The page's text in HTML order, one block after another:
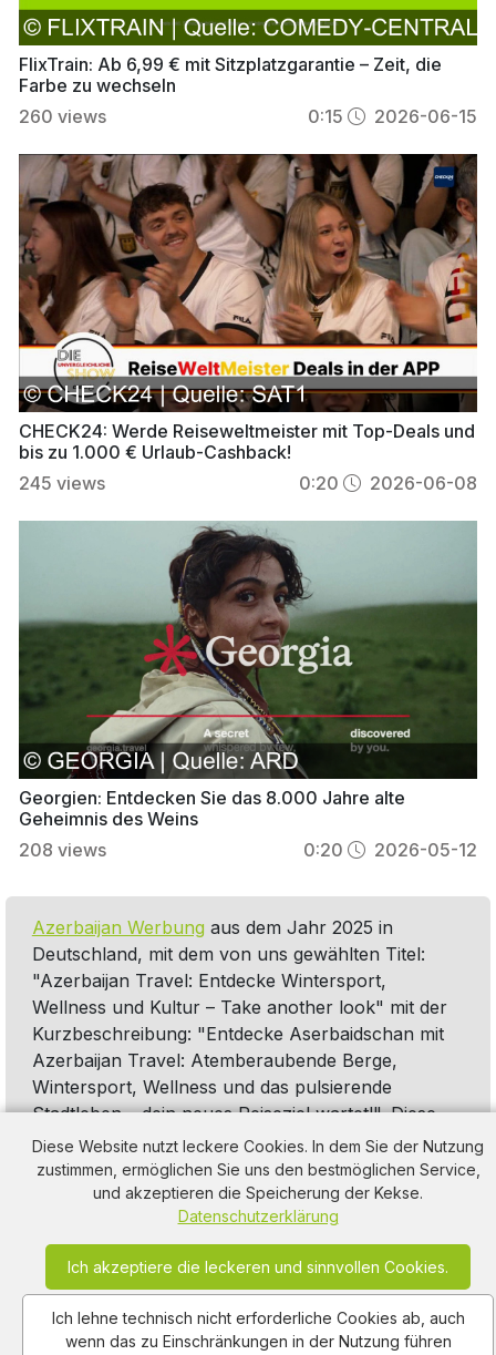
Diese Website nutzt leckere Cookies. In dem Sie der Nutzung
zustimmen, ermöglichen Sie uns den bestmöglichen Service,
und akzeptieren die Speicherung der Kekse.
Datenschutzerklärung
Ich akzeptiere die leckeren und sinnvollen Cookies.
Ich lehne technisch nicht erforderliche Cookies ab, auch
wenn das zu Einschränkungen in der Nutzung führen
FlixTrain: Ab 6,99 € mit Sitzplatzgarantie – Zeit, die
Farbe zu wechseln
260 views 0:15 2026-06-15
CHECK24: Werde Reiseweltmeister mit Top-Deals und
bis zu 1.000 € Urlaub-Cashback!
245 views 0:20 2026-06-08
Georgien: Entdecken Sie das 8.000 Jahre alte
Geheimnis des Weins
208 views 0:20 2026-05-12
Azerbaijan Werbung aus dem Jahr 2025 in
Deutschland, mit dem von uns gewählten Titel:
"Azerbaijan Travel: Entdecke Wintersport,
Wellness und Kultur – Take another look" mit der
Kurzbeschreibung: "Entdecke Aserbaidschan mit
Azerbaijan Travel: Atemberaubende Berge,
Wintersport, Wellness und das pulsierende
Stadtleben – dein neues Reiseziel wartet!". Diese
Werbung thematisiert oder beinhaltet die
Kategorie/nSki,Pool Schwimmbad,Massagegerät,
Urlaub Reisen,Wellness-Werbung.